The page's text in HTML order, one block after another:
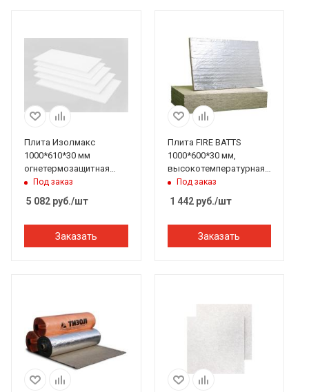
Плита Изолмакс
1000*610*30 мм
огнетермозащитная
силикатная
Под заказ
5 082 руб./шт
Заказать
Плита FIRE BATTS
1000*600*30 мм,
высокотемпературная
изоляционная, РОКВУЛ
Под заказ
1 442руб./шт
Заказать